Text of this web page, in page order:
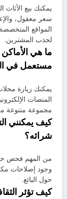
يمكنك بيع
سعر معقول،
المواقع
لجذب المشترين.
ما هي الأماكن
مستعمل في
يمكنك زيارة
المنصات
مجموعة متنوعة
كيف يمكنني
شرائه؟
من المهم فحص
وجود إصلاحات
حول البائع.
كيف تؤثر